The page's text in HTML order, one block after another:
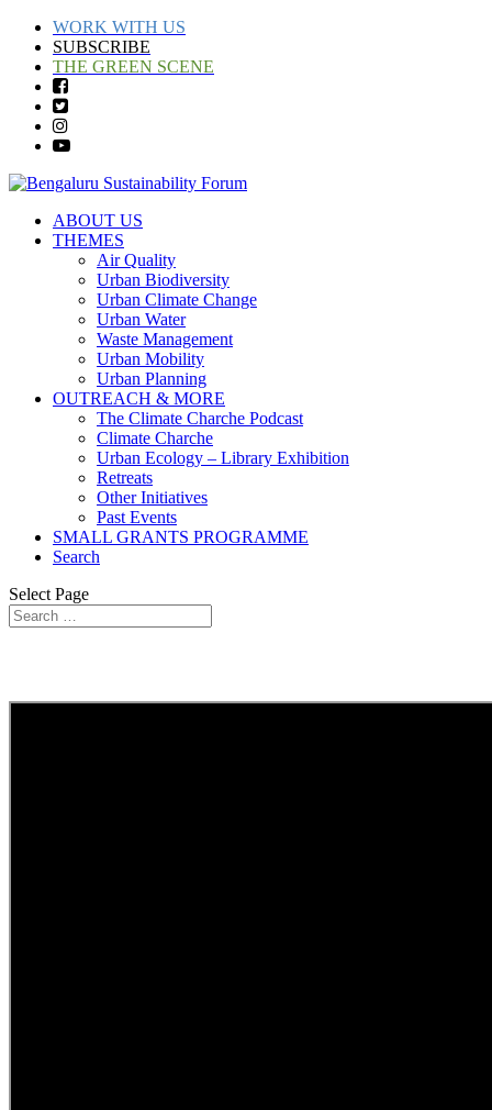
WORK WITH US
SUBSCRIBE
THE GREEN SCENE
ABOUT US
THEMES
Air Quality
Urban Biodiversity
Urban Climate Change
Urban Water
Waste Management
Urban Mobility
Urban Planning
OUTREACH & MORE
The Climate Charche Podcast
Climate Charche
Urban Ecology – Library Exhibition
Retreats
Other Initiatives
Past Events
SMALL GRANTS PROGRAMME
Search
Select Page